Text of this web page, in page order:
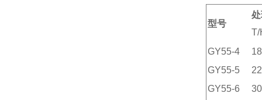
型号
T/
GY55-4
GY55-5
GY55-6